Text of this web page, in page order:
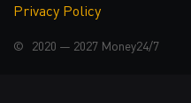
ВАЛЮТ?
Курс валют в Україні
Privacy Policy
© 2020 — 2027 Money24/7